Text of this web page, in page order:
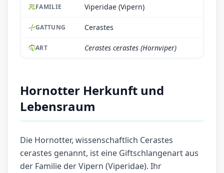
FAMILIE Viperidae (Vipern)
GATTUNG Cerastes
ART Cerastes cerastes (Hornviper)
Hornotter Herkunft und
Lebensraum
Die Hornotter, wissenschaftlich Cerastes
cerastes genannt, ist eine Giftschlangenart aus
der Familie der Vipern (Viperidae). Ihr